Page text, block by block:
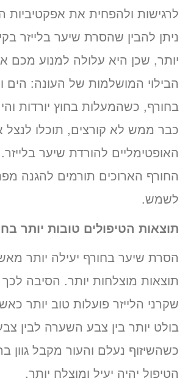
לרגישות ולהפחית את אפקטיביות
ניתן להבין שהסרת שיער בלייזר
יותר, שכן היא עלולה למנוע מכם
הבילוי המושלמות של העונה: הים
בחורף, כשהמעלות בחוץ יורדות
כבר ממש לא קורצים, תוכלו
האופטימליים להורדת שיער
החורף הארוכים תורמים להגנה
לשמש.
תוצאות הטיפולים טובות יותר
הסרת שיער בחורף יעילה יותר
תוצאות מוצלחות יותר. הסיבה
שקרני הלייזר פועלות טוב יותר
בולט יותר בין צבע השערה לבין
כשהשיזוף נעלם והעור מקבל גוון
הטיפול יהיה יעיל ומוצלח יותר.